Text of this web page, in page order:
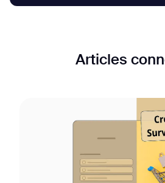
Articles